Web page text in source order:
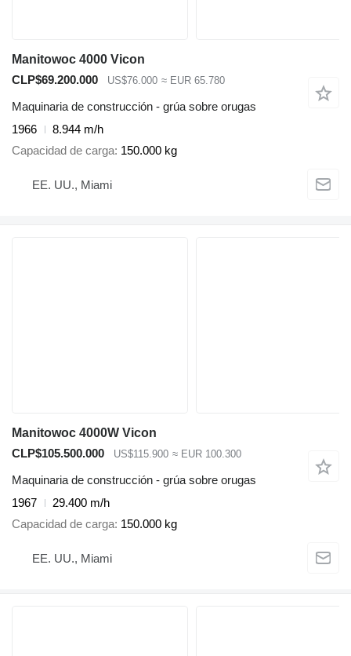
Manitowoc 4000 Vicon
CLP$69.200.000
US$76.000 ≈ EUR 65.780
Maquinaria de construcción - grúa sobre orugas
1966
8.944 m/h
Capacidad de carga 150.000 kg
EE. UU., Miami
Manitowoc 4000W Vicon
CLP$105.500.000
US$115.900 ≈ EUR 100.300
Maquinaria de construcción - grúa sobre orugas
1967
29.400 m/h
Capacidad de carga 150.000 kg
EE. UU., Miami